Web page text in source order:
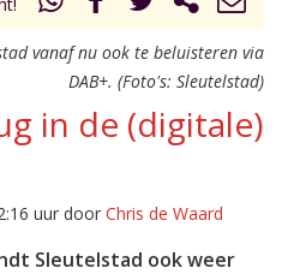
vanaf nu ook te beluisteren via
DAB+. (Foto's: Sleutelstad)
in de (digitale)
uur door Chris de Waard
Sleutelstad ook weer